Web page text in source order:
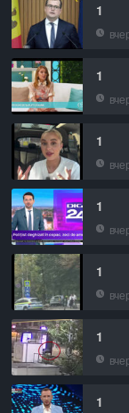
1
1
1
1
1
1
1